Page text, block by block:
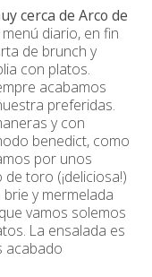
cerca de Arco de
diario, en fin
de brunch y
con platos.
acabamos
preferidas.
y con
benedict, como
por unos
toro (¡deliciosa!)
y mermelada
vamos solemos
La ensalada es
acabado